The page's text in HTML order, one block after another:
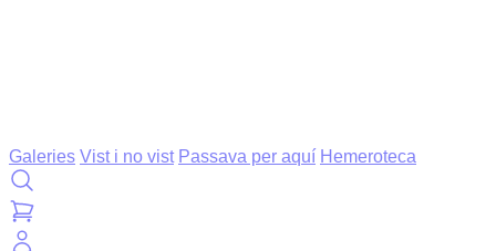
Galeries Vist i no vist Passava per aquí Hemeroteca